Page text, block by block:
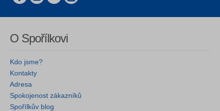
O Spořílkovi
Kdo jsme?
Kontakty
Adresa
Spokojenost zákazníků
Spořílkův blog